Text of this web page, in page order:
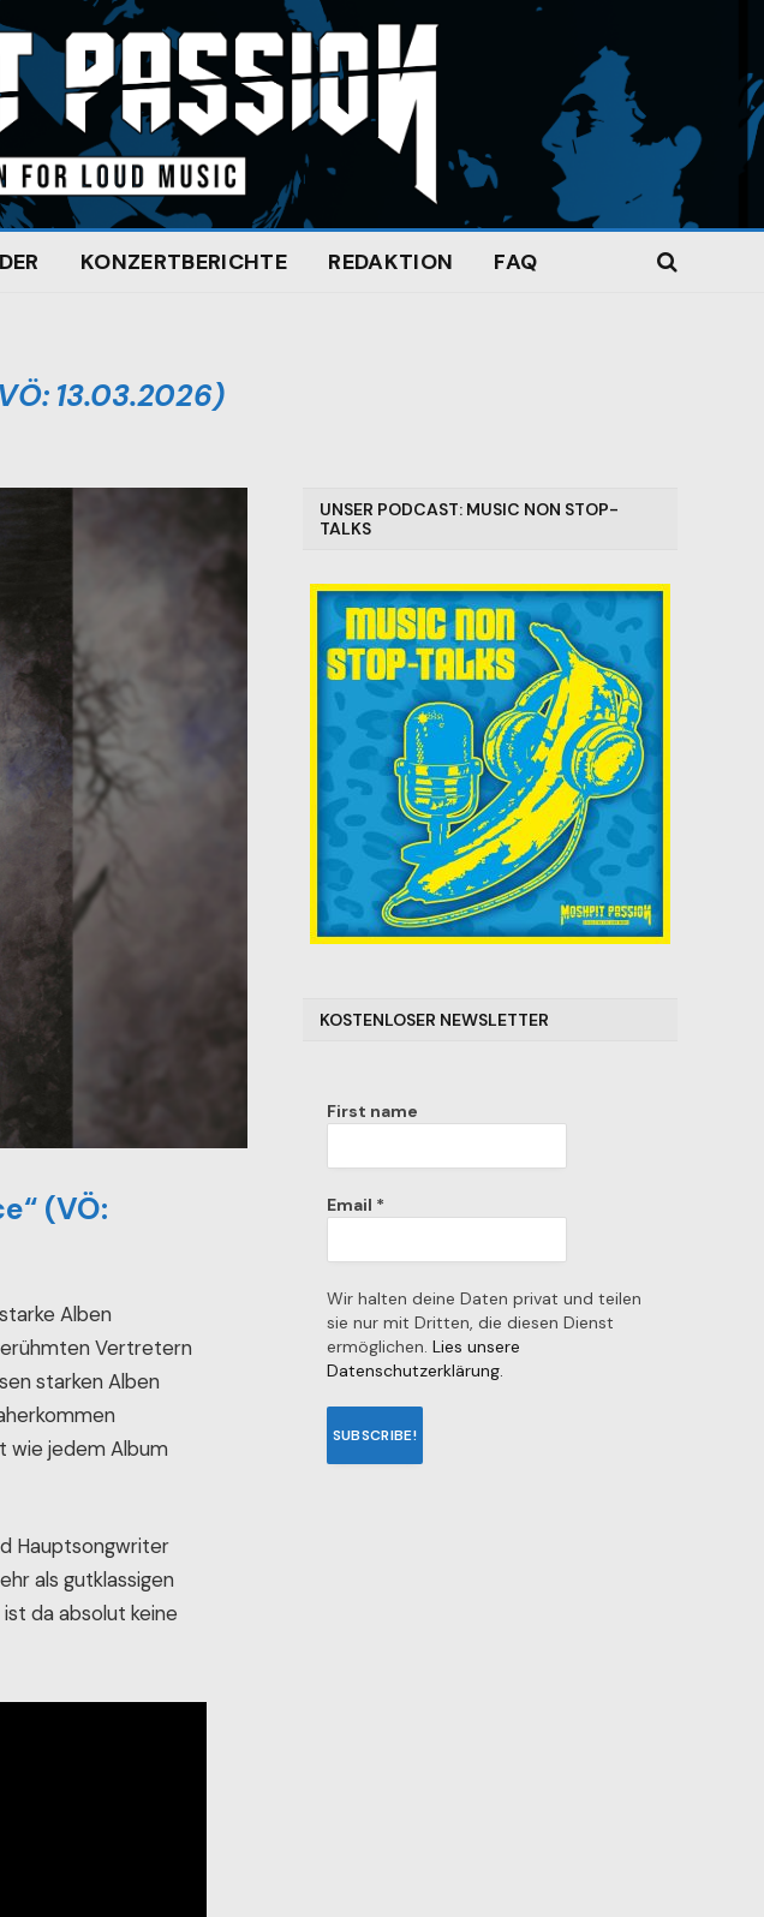
KONZERTBERICHTE REDAKTION FAQ
13.03.2026)
(VÖ:
Alben
Vertretern
starken Alben
wie jedem Album
Hauptsongwriter
als gutklassigen
ist da absolut keine
UNSER PODCAST: MUSIC NON STOP-
TALKS
KOSTENLOSER NEWSLETTER
First name
Email *
Wir halten deine Daten privat und teilen
sie nur mit Dritten, die diesen Dienst
ermöglichen. Lies unsere
Datenschutzerklärung.